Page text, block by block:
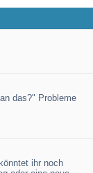
das?" Probleme
ihr noch